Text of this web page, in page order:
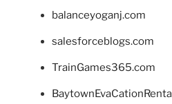
balanceyoganj.com
salesforceblogs.com
TrainGames365.com